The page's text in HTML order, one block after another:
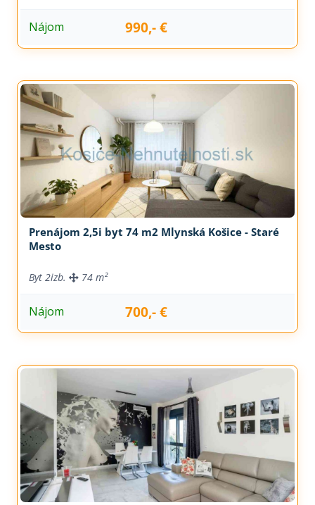
Nájom 990,- €
Prenájom 2,5i byt 74 m2 Mlynská Košice - Staré
Mesto
Byt 2izb. 74 m²
Nájom 700,- €